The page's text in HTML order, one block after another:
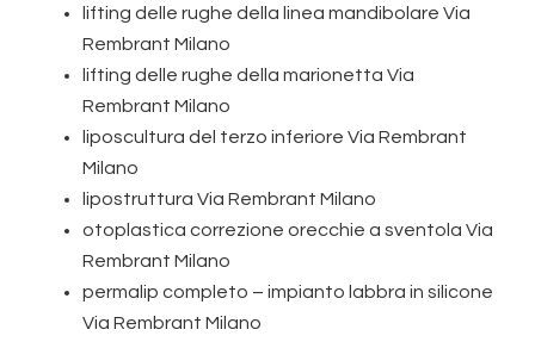
lifting delle rughe della linea mandibolare Via
Rembrant Milano
lifting delle rughe della marionetta Via
Rembrant Milano
liposcultura del terzo inferiore Via Rembrant
Milano
lipostruttura Via Rembrant Milano
otoplastica correzione orecchie a sventola Via
Rembrant Milano
permalip completo – impianto labbra in silicone
Via Rembrant Milano